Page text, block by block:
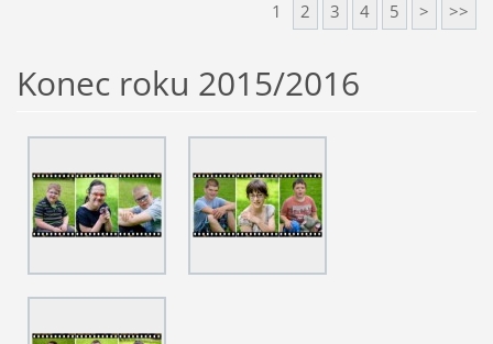
1 2 3 4 5 > >>
Konec roku 2015/2016